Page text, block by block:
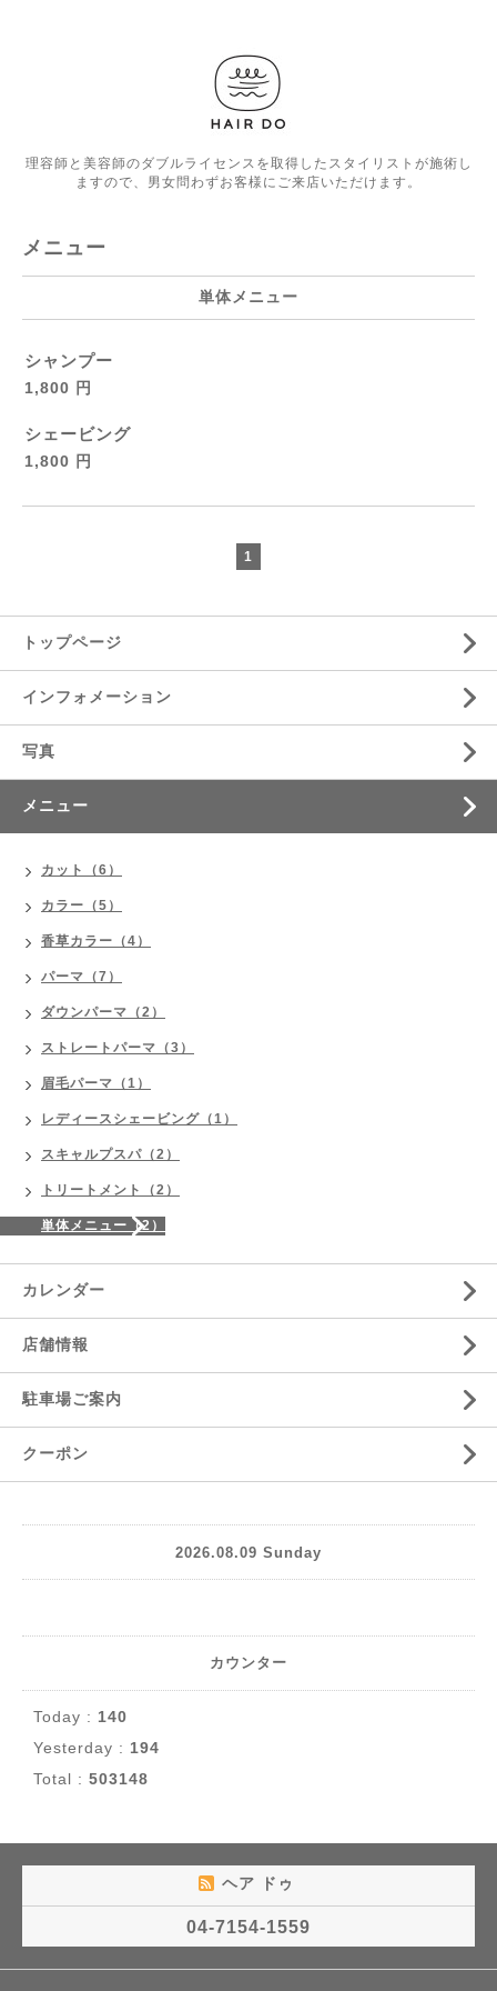
理容師と美容師のダブルライセンスを取得したスタイリストが施術し
ますので、男女問わずお客様にご来店いただけます。
メニュー
単体メニュー
シャンプー
1,800 円
シェービング
1,800 円
1
トップページ
インフォメーション
写真
メニュー
カット（6）
カラー（5）
香草カラー（4）
パーマ（7）
ダウンパーマ（2）
ストレートパーマ（3）
眉毛パーマ（1）
レディースシェービング（1）
スキャルプスパ（2）
トリートメント（2）
単体メニュー（2）
カレンダー
店舗情報
駐車場ご案内
クーポン
2026.08.09 Sunday
カウンター
Today : 140
Yesterday : 194
Total : 503148
ヘア ドゥ
04-7154-1559